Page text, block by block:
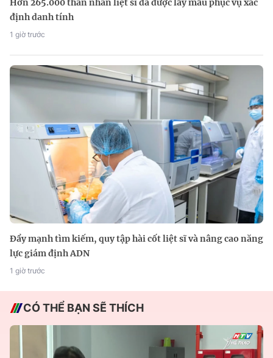
Hơn 265.000 thân nhân liệt sĩ đã được lấy mẫu phục vụ xác
định danh tính
1 giờ trước
Đẩy mạnh tìm kiếm, quy tập hài cốt liệt sĩ và nâng cao năng
lực giám định ADN
1 giờ trước
CÓ THỂ BẠN SẼ THÍCH